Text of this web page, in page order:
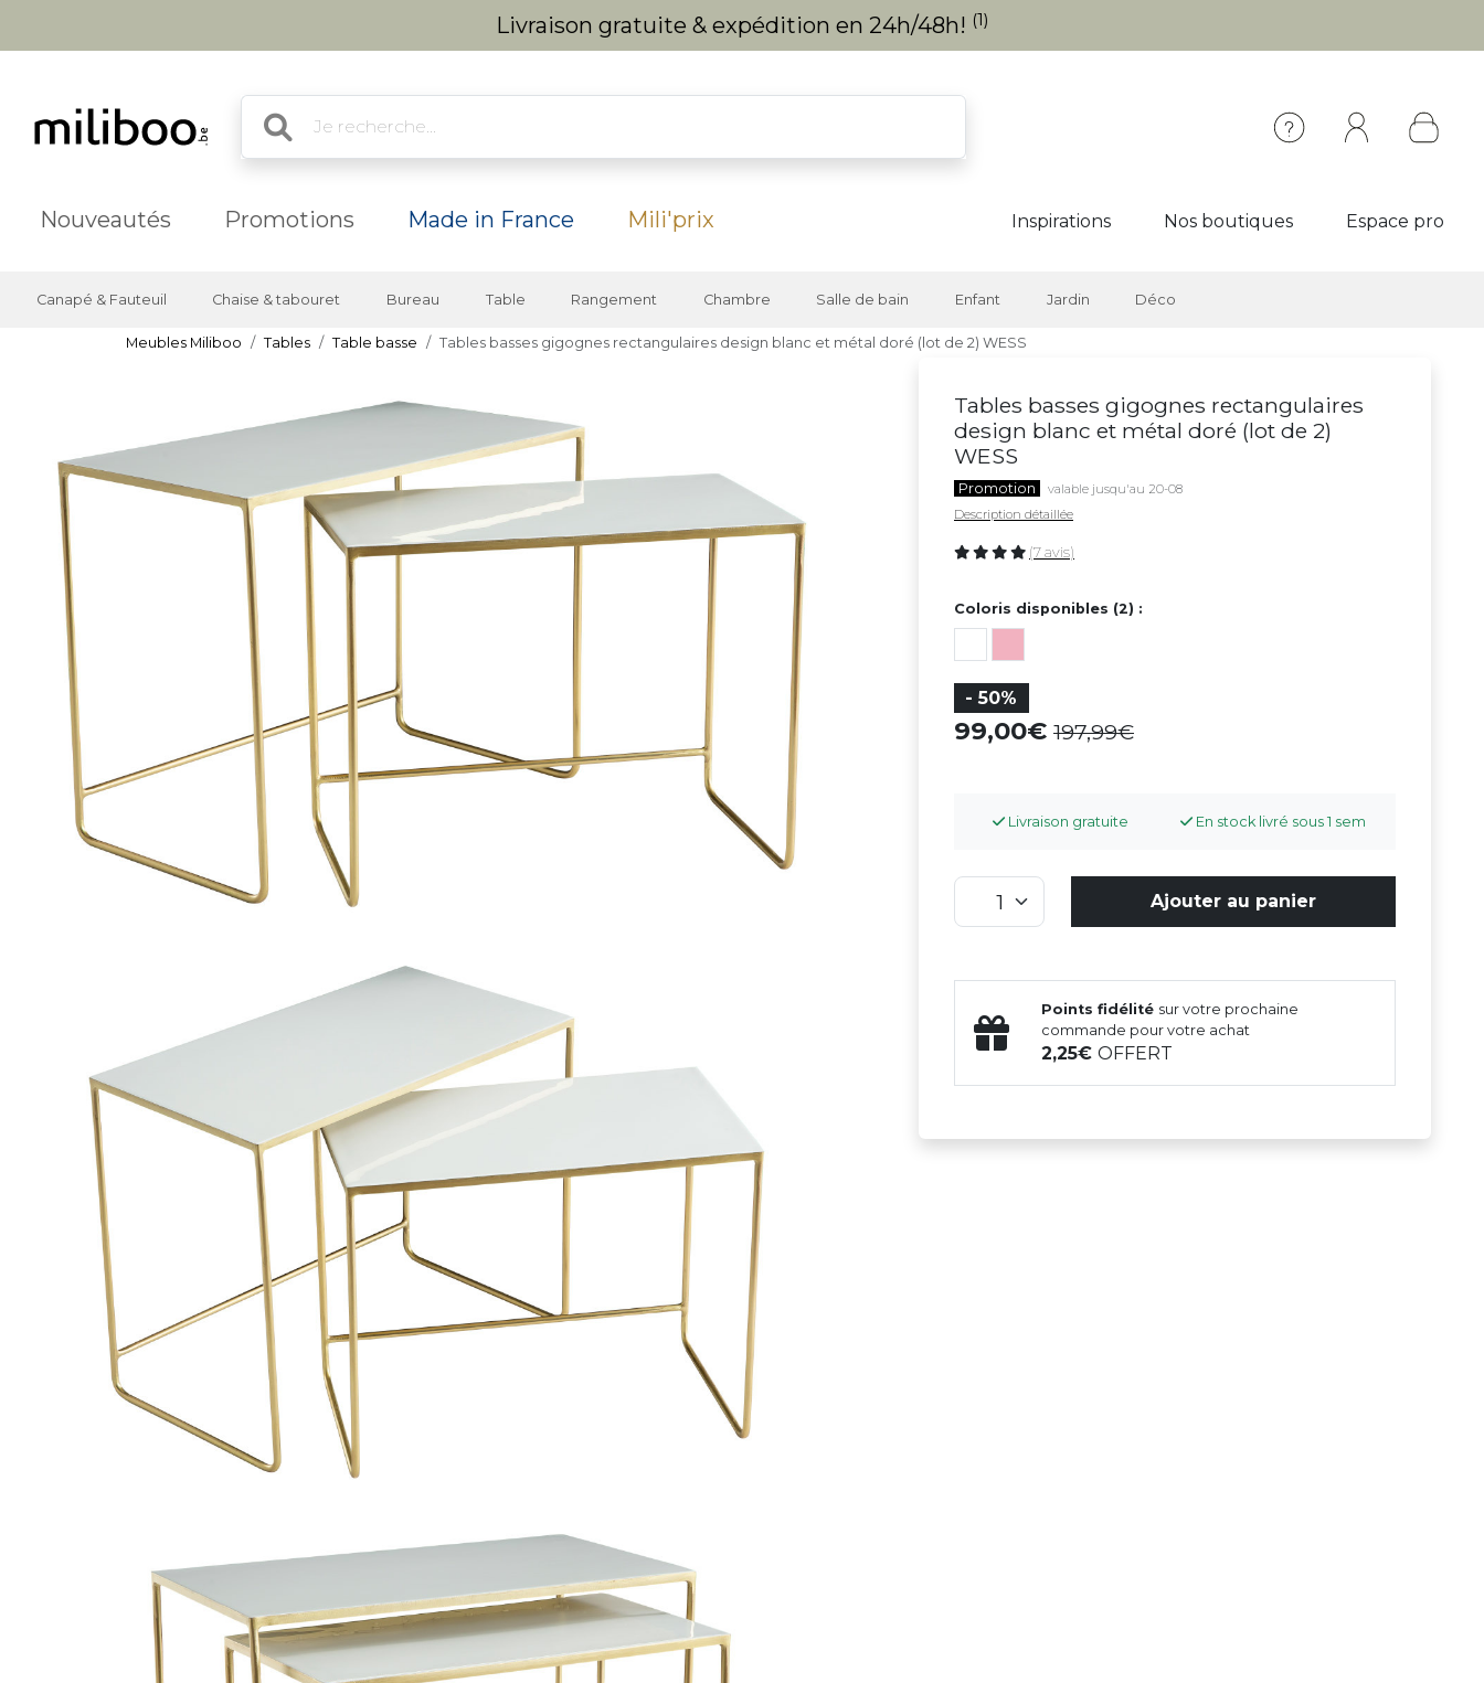
Livraison gratuite & expédition en 24h/48h! (1)
Nouveautés Promotions Made in France Mili'prix Inspirations Nos boutiques Espace pro
Canapé & Fauteuil Chaise & tabouret Bureau Table Rangement Chambre Salle de bain Enfant Jardin Déco
Meubles Miliboo Tables Table basse Tables basses gigognes rectangulaires design blanc et métal doré (lot de 2) WESS
Tables basses gigognes rectangulaires
design blanc et métal doré (lot de 2)
WESS
Promotion
valable jusqu'au 20-08
Description détaillée
(7 avis)
Coloris disponibles (2) :
- 50%
99,00 197,99
Livraison gratuite En stock livré sous 1 sem
Ajouter au panier
Points fidélité sur votre prochaine
commande pour votre achat
2,25OFFERT